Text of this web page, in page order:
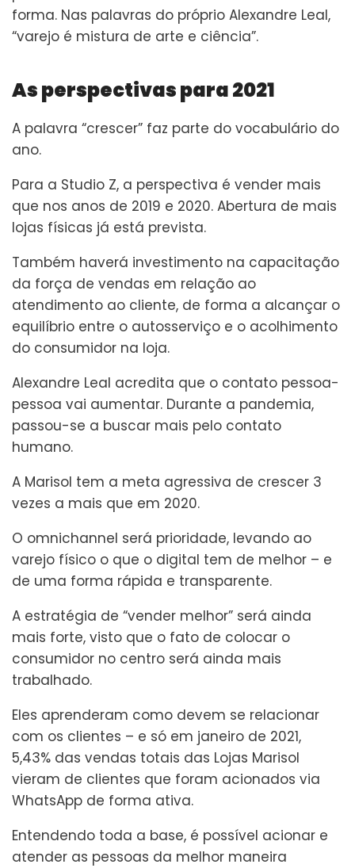
forma. Nas palavras do próprio Alexandre Leal,
“varejo é mistura de arte e ciência”.
As perspectivas para 2021
A palavra “crescer” faz parte do vocabulário do
ano.
Para a Studio Z, a perspectiva é vender mais
que nos anos de 2019 e 2020. Abertura de mais
lojas físicas já está prevista.
Também haverá investimento na capacitação
da força de vendas em relação ao
atendimento ao cliente, de forma a alcançar o
equilíbrio entre o autosserviço e o acolhimento
do consumidor na loja.
Alexandre Leal acredita que o contato pessoa-
pessoa vai aumentar. Durante a pandemia,
passou-se a buscar mais pelo contato
humano.
A Marisol tem a meta agressiva de crescer 3
vezes a mais que em 2020.
O omnichannel será prioridade, levando ao
varejo físico o que o digital tem de melhor – e
de uma forma rápida e transparente.
A estratégia de “vender melhor” será ainda
mais forte, visto que o fato de colocar o
consumidor no centro será ainda mais
trabalhado.
Eles aprenderam como devem se relacionar
com os clientes – e só em janeiro de 2021,
5,43% das vendas totais das Lojas Marisol
vieram de clientes que foram acionados via
WhatsApp de forma ativa.
Entendendo toda a base, é possível acionar e
atender as pessoas da melhor maneira